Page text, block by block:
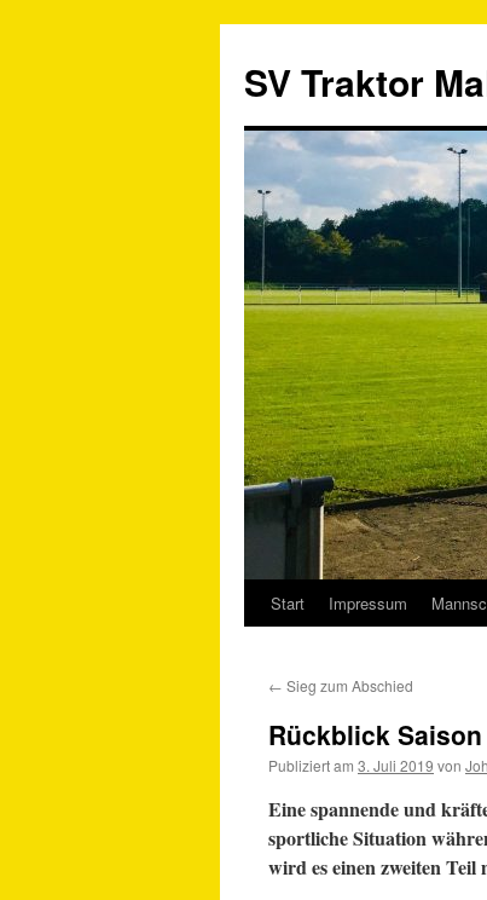
SV Traktor
Springe
Inhalt
Start Impressum
← Sieg zum Abschied
Rückblick Saison
Publiziert am 3. Juli 2019 von
Eine spannende und
sportliche Situation
wird es einen zweiten Teil